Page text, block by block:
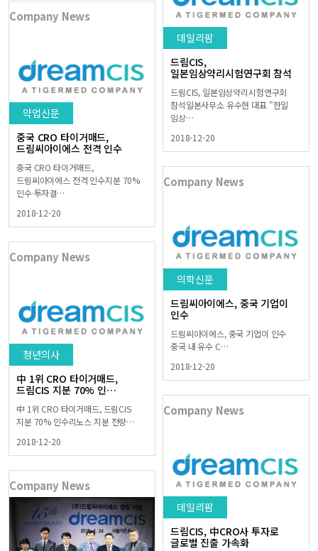
데일리팜
드림CIS,
일본임상약리시험연구회 참석
드림CIS, 일본임상약리시험연구회
참석일본사무소 유수현 대표 "한일
임상…
2018-12-20
Company News
약업신문
중국 CRO 타이거매드,
드림씨아이에스 전격 인수
중국 CRO 타이거매드,
드림씨아이에스 전격 인수지분 70%
인수·투자결…
2018-12-20
Company News
의학신문
드림씨아이에스, 중국 기업이
인수
드림씨아이에스, 중국 기업이 인수
중국 내 유수 C…
2018-12-20
Company News
청년의사
中 1위 CRO 타이거매드,
드림CIS 지분 70% 인…
中 1위 CRO 타이거매드, 드림CIS
지분 70% 인수리노스 지분 전량…
2018-12-20
Company News
데일리팜
드림CIS, 中CRO사 투자로
글로벌 진출 가속화
Company News